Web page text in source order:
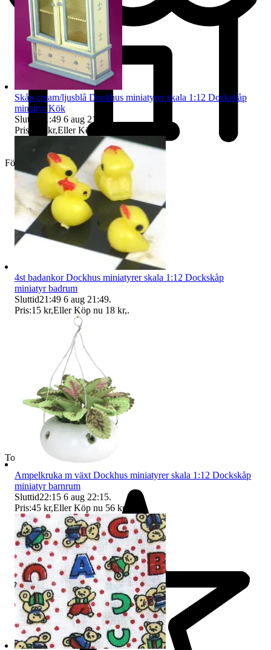
Företag
Toppsäljare
Skåp cream/ljusblå Dockhus miniatyrer skala 1:12 Dockskåp
miniatyr Kök
Sluttid
21:49 6 aug 21:49
Pris:
119 kr,Eller Köp nu
4st badankor Dockhus miniatyrer skala 1:12 Dockskåp
miniatyr badrum
Sluttid21:49 6 aug 21:49.
Pris:15 kr,Eller Köp nu 18 kr,.
Ampelkruka m växt Dockhus miniatyrer skala 1:12 Dockskåp
miniatyr barnrum
Sluttid22:15 6 aug 22:15.
Pris:45 kr,Eller Köp nu 56 kr,